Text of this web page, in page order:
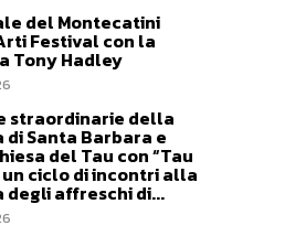
del Montecatini
Festival con la
Tony Hadley
straordinarie della
di Santa Barbara e
del Tau con “Tau
un ciclo di incontri alla
degli affreschi di...